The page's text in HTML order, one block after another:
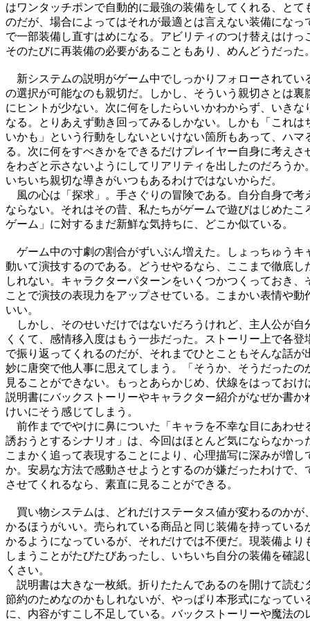
はワンタッチポンで自動的に最強の装備をしてくれる、とて
のだが、場合によってはそれが最適とは言えない装備になっ
で一部装備し直すはめになる。アビリティのつけ替えはけっ
そのたびに再装備の必要があることもあり、めんどうだった
新システムの説明がゲーム中でしっかりフォローされてい
の選択が可能なのも親切だ。しかし、そういう親切さとは裏
にヒントが少ない。次に何をしたらいいかわからず、いきな
なる。とりあえず動き回ってみるしかない。しかも「これは
いかも」という行動をしないといけない箇所もあって、ハマ
る。次に何をすべきかをできるだけプレイヤー自身に考えさ
をわざと示さないようにしてリアリティを出したのだろうか
いちいち親切な導きがいつもあるわけではないからだ。
風の心は「探求」。手さぐりの冒険である。自分自身で考
ならない。それはその昔、私たちがゲームで遊びはじめたこ
ゲーム」に対するまだ新鮮な気持ちに、どこか似ている。
ゲーム中の寸劇の割合がずいぶん増えた。しょっちゅうキ
動いて演技するのである。どうせやるなら、ここまで徹底し
しれない。キャラクターパターンをいくつかつくっておき、
ことで演技の表現力をアップさせている。こまかい表情や動
いい。
しかし、そのせいだけではないだろうけれど、主人公が自
くくて、感情移入度はもう一歩だった。ストーリー上で各登
で振り返ってくれるのだが、それまでひとこともそんな話が
妙に唐突で他人事に思えてしまう。「そうか、そうだったの
見ることができない。もっとあらかじめ、伏線をはっておけ
説明書にバックストーリーやキャラクター紹介がなぜか書か
けいにそう感じてしまう。
前作まででやけに鼻についた「キャラを不幸な目にあわせ
誘おうとするシナリオ」は、今回はほとんど気にならなかっ
こまかく追って表現することにより、心理描写に深みが増し
か。安易な方法で感動させようとするのが嫌だったわけで、
させてくれるなら、素直に見ることができる。
買い物システムは、どれだけステータス値が変わるのかが
かるほうがいい。売られている商品と同じ装備を持っている
かるようになっているが、それだけでは不便だ。現装備より
しまうことがたびたびあったし、いちいち自分の装備を確認
くさい。
説明書は大きな一枚紙。折りたたんであるのを開けて読む
節約のためなのかもしれないが、やっぱり本形式になってい
に、内容がすこし不足している。バックストーリーや魔法の